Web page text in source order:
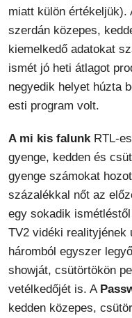
miatt külön értékeljük).
szerdán közepes,
kiemelkedő adatokat
ismét jó heti átlagot
negyedik helyet húzta
esti program volt.
A mi kis falunk RTL-
gyenge, kedden és
gyenge számokat
százalékkal nőt az
egy sokadik
TV2 vidéki realityjének
háromból egyszer
showját, csütörtökön
vetélkedőjét is. A
kedden közepes,